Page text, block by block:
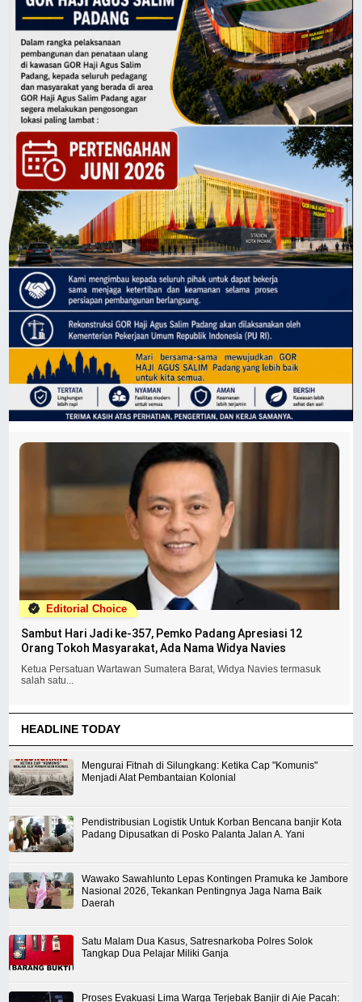
Editorial Choice
Sambut Hari Jadi ke-357, Pemko Padang Apresiasi 12
Orang Tokoh Masyarakat, Ada Nama Widya Navies
Ketua Persatuan Wartawan Sumatera Barat, Widya Navies termasuk
salah satu...
HEADLINE TODAY
Mengurai Fitnah di Silungkang: Ketika Cap "Komunis"
Menjadi Alat Pembantaian Kolonial
Pendistribusian Logistik Untuk Korban Bencana banjir Kota
Padang Dipusatkan di Posko Palanta Jalan A. Yani
Wawako Sawahlunto Lepas Kontingen Pramuka ke Jambore
Nasional 2026, Tekankan Pentingnya Jaga Nama Baik
Daerah
Satu Malam Dua Kasus, Satresnarkoba Polres Solok
Tangkap Dua Pelajar Miliki Ganja
Proses Evakuasi Lima Warga Terjebak Banjir di Aie Pacah: